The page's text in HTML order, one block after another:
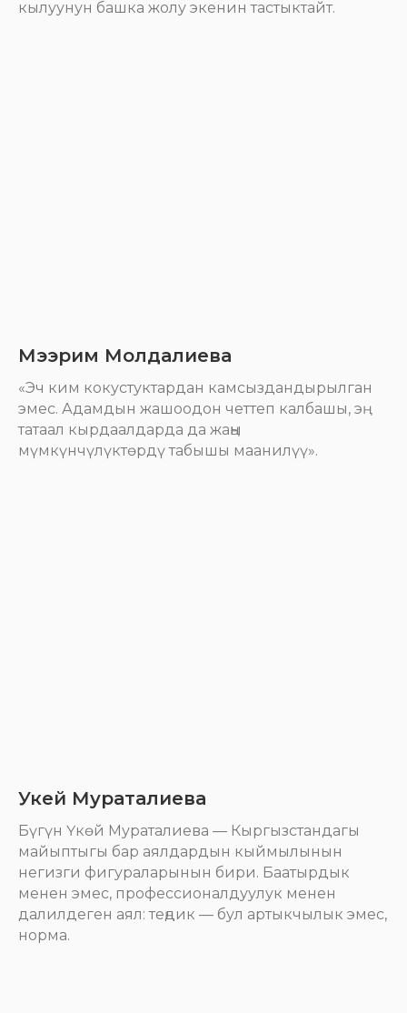
кылуунун башка жолу экенин тастыктайт.
Мээрим Молдалиева
«Эч ким кокустуктардан камсыздандырылган
эмес. Адамдын жашоодон четтеп калбашы, эң
татаал кырдаалдарда да жаңы
мүмкүнчүлүктөрдү табышы маанилүү».
Укей Мураталиева
Бүгүн Үкөй Мураталиева — Кыргызстандагы
майыптыгы бар аялдардын кыймылынын
негизги фигураларынын бири. Баатырдык
менен эмес, профессионалдуулук менен
далилдеген аял: теңдик — бул артыкчылык эмес,
норма.